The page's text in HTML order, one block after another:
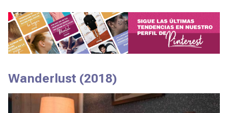
Wanderlust (2018)